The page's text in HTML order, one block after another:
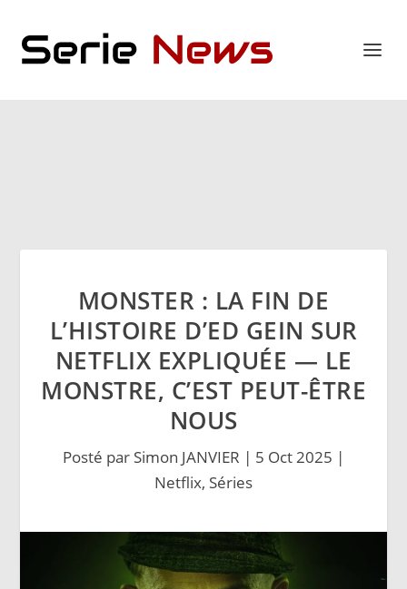
MONSTER : LA FIN DE
L’HISTOIRE D’ED GEIN SUR
NETFLIX EXPLIQUÉE — LE
MONSTRE, C’EST PEUT-ÊTRE
NOUS
Posté par Simon JANVIER | 5 Oct 2025 |
Netflix, Séries